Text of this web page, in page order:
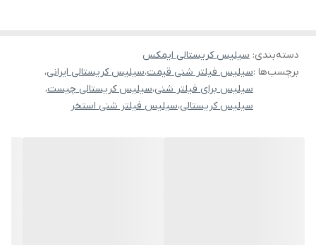
صرفه‌جویی در مصرف آب و برق به دلیل کاهش نیاز به شستشوی
معکوس.
عمر عملیات طولانی‌تر نسبت به ماسه سیلیسی به دلیل استحکام
دسته‌بندی: سیلیس کریستالی ایمکس
برچسب‌ها :سیلیس فیلتر شنی قیمت،سیلیس کریستالی ایرانی،
سیلیس برای فیلتر شنی،سیلیس کریستالی چیست،
سیلیس کریستالی،سیلیس فیلتر شنی استخر